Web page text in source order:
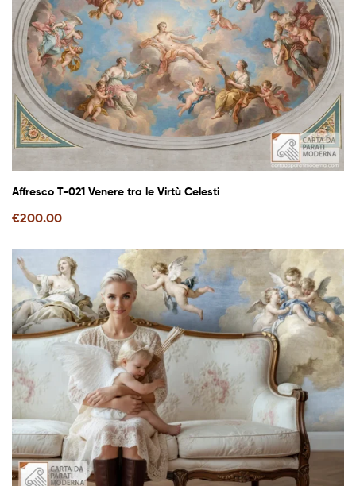
Affresco T-021 Venere tra le Virtù Celesti
€200.00